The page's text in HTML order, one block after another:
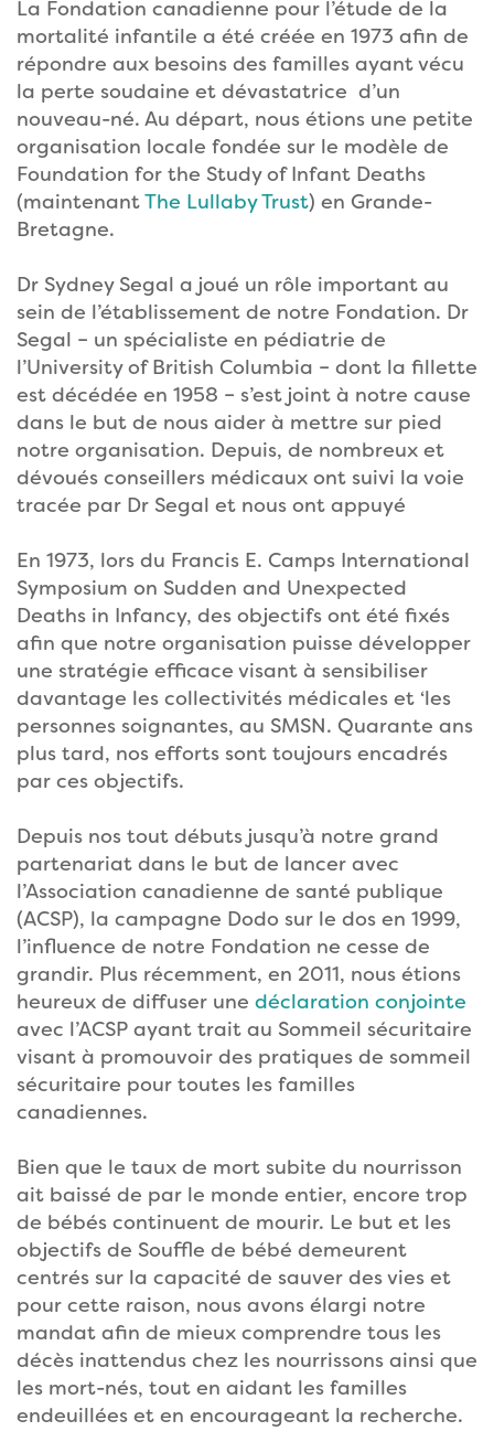
La Fondation canadienne pour l’étude de la
mortalité infantile a été créée en 1973 afin de
répondre aux besoins des familles ayant vécu
la perte soudaine et dévastatrice d’un
nouveau-né. Au départ, nous étions une petite
organisation locale fondée sur le modèle de
Foundation for the Study of Infant Deaths
(maintenantThe Lullaby Trust) en Grande-
Bretagne.
Dr Sydney Segal a joué un rôle important au
sein de l’établissement de notre Fondation. Dr
Segal – un spécialiste en pédiatrie de
l’University of British Columbia – dont la fillette
est décédée en 1958 – s’est joint à notre cause
dans le but de nous aider à mettre sur pied
notre organisation. Depuis, de nombreux et
dévoués conseillers médicaux ont suivi la voie
tracée par Dr Segal et nous ont appuyé
En 1973, lors du Francis E. Camps International
Symposium on Sudden and Unexpected
Deaths in Infancy, des objectifs ont été fixés
afin que notre organisation puisse développer
une stratégie efficace visant à sensibiliser
davantage les collectivités médicales et ‘les
personnes soignantes, au SMSN. Quarante ans
plus tard, nos efforts sont toujours encadrés
par ces objectifs.
Depuis nos tout débuts jusqu’à notre grand
partenariat dans le but de lancer avec
l’Association canadienne de santé publique
(ACSP), la campagne Dodo sur le dos en 1999,
l’influence de notre Fondation ne cesse de
grandir. Plus récemment, en 2011, nous étions
heureux de diffuser une déclaration conjointe
avec l’ACSP ayant trait au Sommeil sécuritaire
visant à promouvoir des pratiques de sommeil
sécuritaire pour toutes les familles
canadiennes.
Bien que le taux de mort subite du nourrisson
ait baissé de par le monde entier, encore trop
de bébés continuent de mourir. Le but et les
objectifs de Souffle de bébé demeurent
centrés sur la capacité de sauver des vies et
pour cette raison, nous avons élargi notre
mandat afin de mieux comprendre tous les
décès inattendus chez les nourrissons ainsi que
les mort-nés, tout en aidant les familles
endeuillées et en encourageant la recherche.